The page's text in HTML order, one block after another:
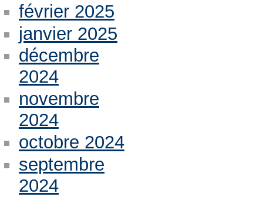
février 2025
janvier 2025
décembre
2024
novembre
2024
octobre 2024
septembre
2024